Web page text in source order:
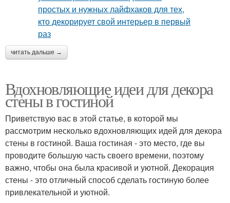
читать дальше →
Вдохновляющие идеи для декора
стены в гостиной
Приветствую вас в этой статье, в которой мы
рассмотрим несколько вдохновляющих идей для декора
стены в гостиной. Ваша гостиная - это место, где вы
проводите большую часть своего времени, поэтому
важно, чтобы она была красивой и уютной. Декорация
стены - это отличный способ сделать гостиную более
привлекательной и уютной.